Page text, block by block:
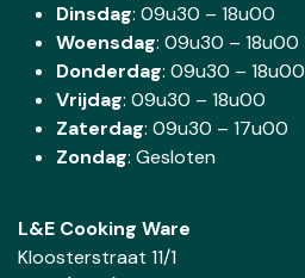
Dinsdag: 09u30 – 18u00
Woensdag: 09u30 – 18u00
Donderdag: 09u30 – 18u00
Vrijdag: 09u30 – 18u00
Zaterdag: 09u30 – 17u00
Zondag: Gesloten
L&E Cooking Ware
Kloosterstraat 11/1